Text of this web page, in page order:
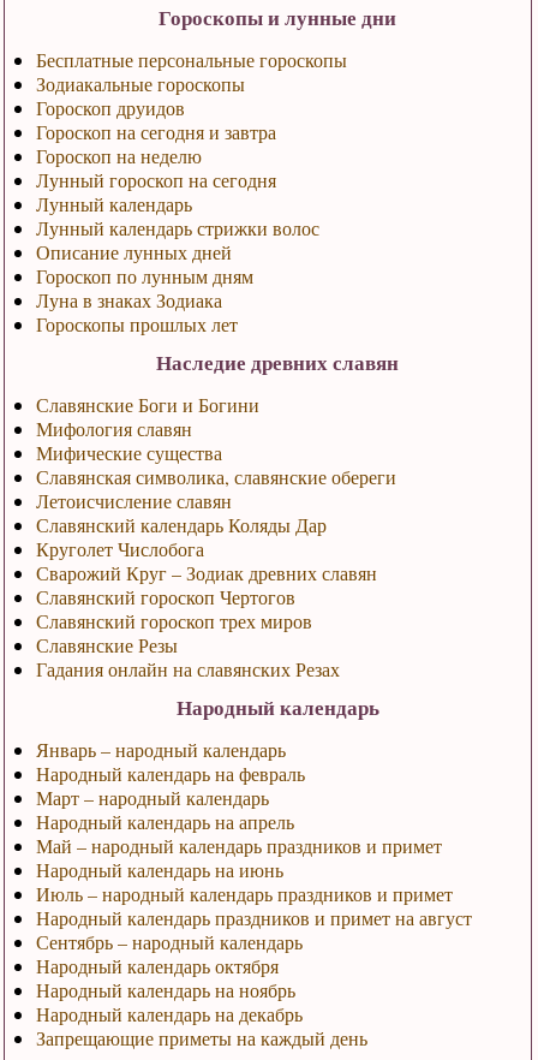
Гороскопы и лунные дни
Бесплатные персональные гороскопы
Зодиакальные гороскопы
Гороскоп друидов
Гороскоп на сегодня и завтра
Гороскоп на неделю
Лунный гороскоп на сегодня
Лунный календарь
Лунный календарь стрижки волос
Описание лунных дней
Гороскоп по лунным дням
Луна в знаках Зодиака
Гороскопы прошлых лет
Наследие древних славян
Славянские Боги и Богини
Мифология славян
Мифические существа
Славянская символика, славянские обереги
Летоисчисление славян
Славянский календарь Коляды Дар
Круголет Числобога
Сварожий Круг – Зодиак древних славян
Славянский гороскоп Чертогов
Славянский гороскоп трех миров
Славянские Резы
Гадания онлайн на славянских Резах
Народный календарь
Январь – народный календарь
Народный календарь на февраль
Март – народный календарь
Народный календарь на апрель
Май – народный календарь праздников и примет
Народный календарь на июнь
Июль – народный календарь праздников и примет
Народный календарь праздников и примет на август
Сентябрь – народный календарь
Народный календарь октября
Народный календарь на ноябрь
Народный календарь на декабрь
Запрещающие приметы на каждый день